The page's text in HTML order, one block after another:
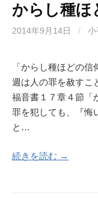
からし種ほ
2014年9月14日 / 小
「からし種ほどの
週は人の罪を赦すこ
福音書１７章４節「
罪を犯しても、『悔
と…
続きを読む →